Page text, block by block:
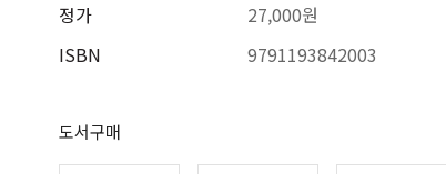
정가
ISBN
27,000원
9791193842003
도서구매